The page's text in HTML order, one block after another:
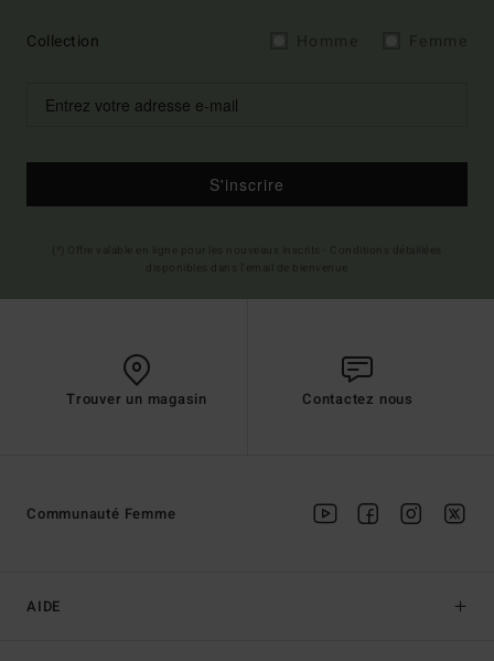
Collection
S'inscrire
Trouver un magasin Contactez nous
AIDE
Communauté Femme